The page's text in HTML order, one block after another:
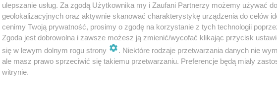
ulepszanie usług. Za zgodą Użytkownika my i Zaufani Partnerzy możemy używać
geolokalizacyjnych oraz aktywnie skanować charakterystykę urządzenia do celów
cenimy Twoją prywatność, prosimy o zgodę na korzystanie z tych technologii
Zgoda jest dobrowolna i zawsze możesz ją zmienić/wycofać klikając przycisk
się w lewym dolnym rogu strony
. Niektóre rodzaje przetwarzania danych nie
ale masz prawo sprzeciwić się takiemu przetwarzaniu. Preferencje będą miały
witrynie.